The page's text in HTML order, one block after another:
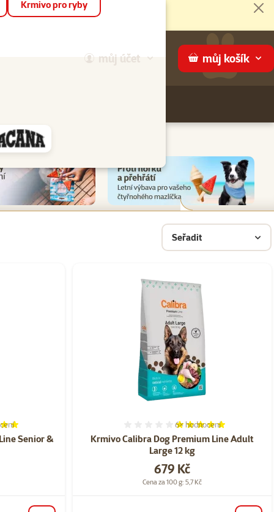
můj účet můj košík
Krmivo pro ryby
Seřadit
Senior &
100%, počet hodnocení: 5
Krmivo Calibra Dog Premium Line Adult
Large 12 kg
Hodnocení 100%, počet
6× hodnocení
Cena
679 Kč
Cena za 100 g: 5,7 Kč